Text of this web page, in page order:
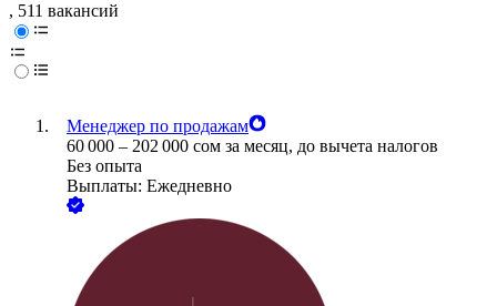
, 511 вакансий
Менеджер по продажам
60 000 – 202 000 сом за месяц, до вычета налогов
Без опыта
Выплаты: Ежедневно